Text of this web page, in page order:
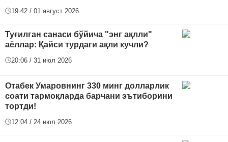
19:42 / 01 август 2026
Туғилган санаси бўйича "энг ақлли"
аёллар: Қайси турдаги ақли кучли?
20:06 / 31 июл 2026
Отабек Умаровнинг 330 минг долларлик
соати тармоқларда барчани эътиборини
тортди!
12:04 / 24 июл 2026